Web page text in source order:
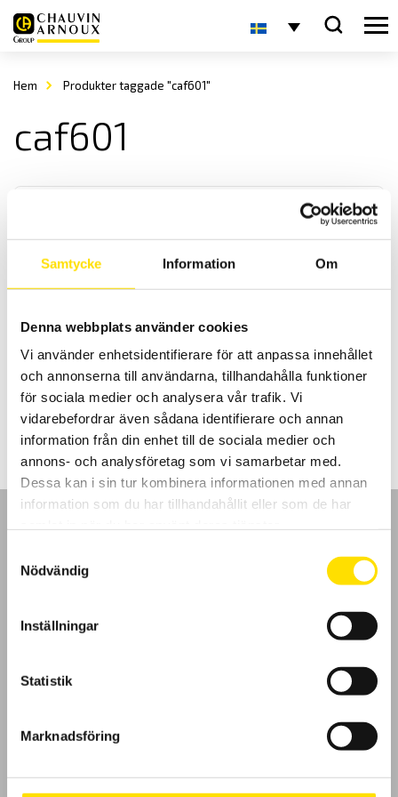
Samtycke Information Om
Denna webbplats använder cookies
Vi använder enhetsidentifierare för att anpassa innehållet
och annonserna till användarna, tillhandahålla funktioner
för sociala medier och analysera vår trafik. Vi
vidarebefordrar även sådana identifierare och annan
information från din enhet till de sociala medier och
annons- och analysföretag som vi samarbetar med.
Dessa kan i sin tur kombinera informationen med annan
information som du har tillhandahållit eller som de har
Nödvändig
Inställningar
Statistik
Marknadsföring
Hem Produkter taggade "caf601"
caf601
F201 & F402 Multifunktionstänger AC
spänning upp till 1700 V ac/dc, kontinuitet och startströmsmätning.
2,995.00 kr –4,060.00krPrisintervall:
2,995.00 kr
till
4,060.00 kr
LÄS MER